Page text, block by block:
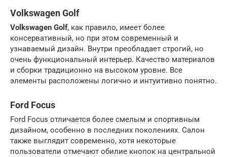
Volkswagen Golf
Volkswagen Golf, как правило, имеет более
консервативный, но при этом современный и
узнаваемый дизайн. Внутри преобладает строгий, но
очень функциональный интерьер. Качество материалов
и сборки традиционно на высоком уровне. Все
элементы расположены логично и интуитивно понятно.
Ford Focus
Ford Focus отличается более смелым и спортивным
дизайном, особенно в последних поколениях. Салон
также выглядит современно, хотя некоторые
пользователи отмечают обилие кнопок на центральной